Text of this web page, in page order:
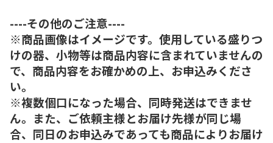
----その他のご注意----
※商品画像はイメージです。使用している盛りつ
けの器、小物等は商品内容に含まれていませんの
で、商品内容をお確かめの上、お申込みくださ
い。
※複数個口になった場合、同時発送はできませ
ん。また、ご依頼主様とお届け先様が同じ場
合、同日のお申込みであっても商品によりお届け